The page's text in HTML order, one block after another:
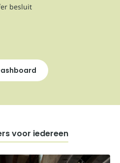
besluit
voor iedereen